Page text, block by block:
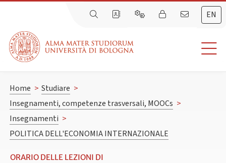
EN
Home > Studiare >
Insegnamenti, competenze trasversali, MOOCs >
Insegnamenti >
POLITICA DELL'ECONOMIA INTERNAZIONALE
ORARIO DELLE LEZIONI DI